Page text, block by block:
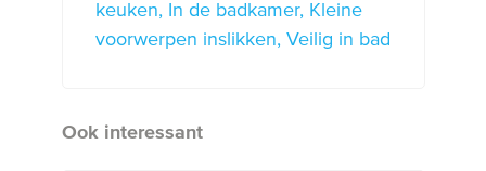
keuken
In de badkamer
Kleine
voorwerpen inslikken Veilig in bad
Ook interessant